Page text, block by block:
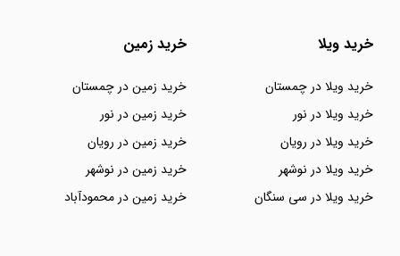
خرید ویلا
خرید ویلا در چمستان
خرید ویلا در نور
خرید ویلا در رویان
خرید ویلا در نوشهر
خرید ویلا در سی سنگان
خرید زمین
خرید زمین در چمستان
خرید زمین در نور
خرید زمین در رویان
خرید زمین در نوشهر
خرید زمین در محمودآباد